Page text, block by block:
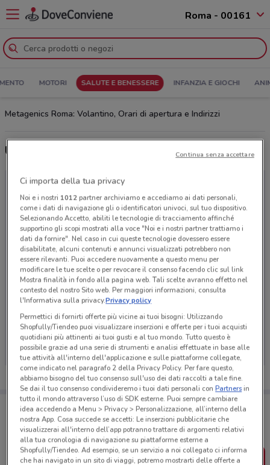
Roma - 00161
MOTORI SALUTE E BENESSERE INFANZIA E GIOCHI
Metagenics Roma: Volantino, Orari di apertura e Indirizzi
Ultime offerte del volantino Metagenics
Ci dispiace, al momento non abbiamo pubblicato
volantini nella tua zona. Riprova più tardi.
Porta DoveConviene sempre con te!
Puoi trovare le migliori offerte dei negozi vicino a te,
salvarle e creare la tua lista del risparmio, comodamente
dal tuo cellulare.
SCARICA L’APP
Ci importa della tua privacy
Noi e i nostri 1012partner archiviamo e accediamo ai dati personali,
come i dati di navigazione gli o identificatori univoci, sul tuo dispositivo.
Selezionando Accetto, abiliti le tecnologie di tracciamento affinché
supportino gli scopi mostrati alla voce "Noi e i nostri partner trattiamo i
dati da fornire". Nel caso in cui queste tecnologie dovessero essere
disabilitate, alcuni contenuti e annunci visualizzati potrebbero non
essere rilevanti. Puoi accedere nuovamente a questo menu per
modificare le tue scelte o per revocare il consenso facendo clic sul link
Mostra finalità in fondo alla pagina web. Tali scelte avranno effetto nel
contesto del nostro Sito web. Per maggiori informazioni, consulta
l'Informativa sulla privacy.Privacy policy
Permettici di fornirti offerte più vicine ai tuoi bisogni: Utilizzando
Shopfully/Tiendeo puoi visualizzare inserzioni e offerte per i tuoi acquisti
quotidiani più attinenti ai tuoi gusti e al tuo mondo. Tutto questo è
possibile grazie ad una serie di strumenti e analisi effettuate in base alle
tue attività all'interno dell'applicazione e sulle piattaforme collegate,
come indicato nel paragrafo 2 della Privacy Policy. Per fare questo,
abbiamo bisogno del tuo consenso sull'uso dei dati raccolti a tale fine.
Se dai il tuo consenso condivideremo i tuoi dati personali conPartnersin
tutto il mondo attraverso l’uso di SDK esterne. Puoi sempre cambiare
idea accedendo a Menu > Privacy > Personalizzazione, all’interno della
nostra App. Cosa succede se accetti: Le inserzioni pubblicitarie che
visualizzerai all'interno dell’app potranno trattare di argomenti relativi
alla tua cronologia di navigazione su piattaforme esterne a
Shopfully/Tiendeo. Ad esempio, se un servizio a noi collegato ci informa
che hai navigato in un sito di viaggi, potremo mostrarti delle offerte a
Continua senza accettare